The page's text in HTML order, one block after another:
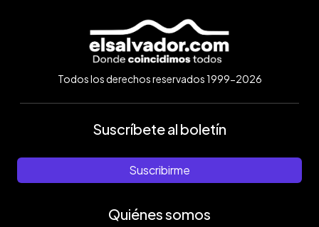
Todos los derechos reservados 1999-2026
Suscríbete al boletín
Suscribirme
Quiénes somos